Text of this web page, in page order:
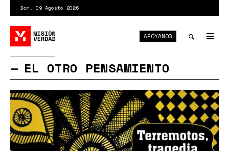
contenido
principal
Dom. 09 Agosto 2026
search
APÓYANOS
EL OTRO PENSAMIENTO